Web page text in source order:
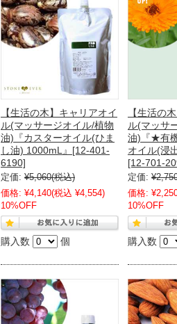
【生活の木】キャリアオイ
ル(マッサージオイル/植物
油)『カスターオイル(ひま
し油) 1000mL』[12-401-
6190]
定価: ¥5,060(税込)
価格: ¥4,140(税込 ¥4,554)
10%OFF
購入数 個
【生活の
ル(マッサ
油)『★有
オイル(浸
[12-701-
定価:
価格:
10%OFF
購入数